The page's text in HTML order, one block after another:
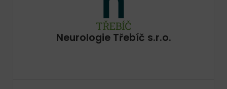
Neurologie Třebíč s.r.o.